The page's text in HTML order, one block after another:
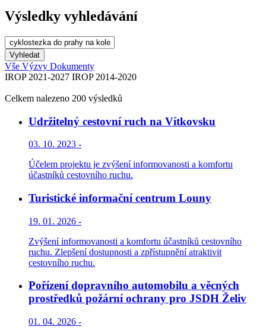
Výsledky vyhledávání
Vše Výzvy Dokumenty
IROP 2021-2027 IROP 2014-2020
Celkem nalezeno 200 výsledků
Udržitelný cestovní ruch na Vítkovsku
03. 10. 2023 -
Účelem projektu je zvýšení informovanosti a komfortu
účastníků cestovního ruchu.
Turistické informační centrum Louny
19. 01. 2026 -
Zvýšení informovanosti a komfortu účastníků cestovního
ruchu. Zlepšení dostupnosti a zpřístupnění atraktivit
cestovního ruchu.
Pořízení dopravního automobilu a věcných
prostředků požární ochrany pro JSDH Želiv
01. 04. 2026 -